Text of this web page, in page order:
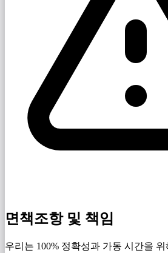
면책조항 및 책임
우리는 100% 정확성과 가동 시간을